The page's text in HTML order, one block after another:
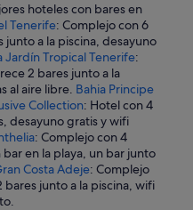
hoteles con bares en
Tenerife: Complejo con 6
a la piscina, desayuno
Jardín Tropical Tenerife:
2 bares junto a la
al aire libre. Bahia Principe
Collection: Hotel con 4
desayuno gratis y wifi
: Complejo con 4
en la playa, un bar junto
Costa Adeje: Complejo
junto a la piscina, wifi